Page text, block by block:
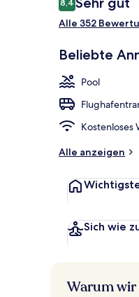
8,48,4 von 10.
Alle 352
Beliebte
Pool
Kostenloses
Alle anzeigen
Sich wie
Warum